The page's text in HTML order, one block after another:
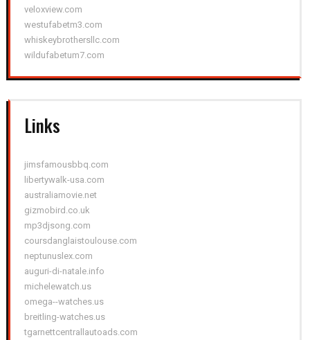
veloxview.com
westufabetm3.com
whiskeybrothersllc.com
wildufabetum7.com
Links
jimsfamousbbq.com
libertywalk-usa.com
australiamovie.net
gizmobird.co.uk
mp3djsong.com
coursdanglaistoulouse.com
neptunuslex.com
auguri-di-natale.info
michelewatch.us
omega--watches.us
breitling-watches.us
tgarnettcentrallautoads.com